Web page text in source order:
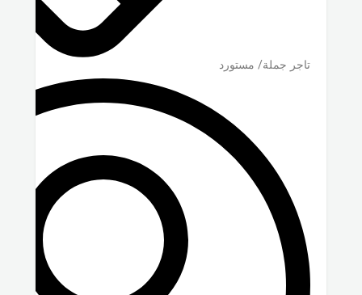
تاجر جملة/ مستورد